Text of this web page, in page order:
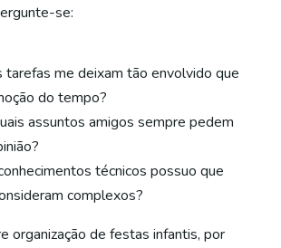
se:
tarefas me deixam tão envolvido que
do tempo?
assuntos amigos sempre pedem
técnicos possuo que
complexos?
organização de festas infantis, por